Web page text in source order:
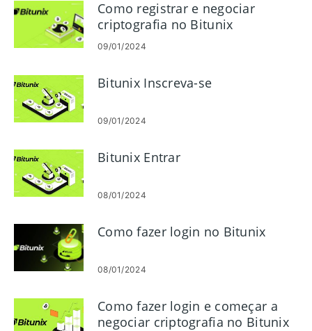
Como registrar e negociar
criptografia no Bitunix
09/01/2024
Bitunix Inscreva-se
09/01/2024
Bitunix Entrar
08/01/2024
Como fazer login no Bitunix
08/01/2024
Como fazer login e começar a
negociar criptografia no Bitunix